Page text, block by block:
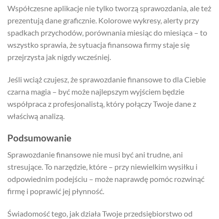
Współczesne aplikacje nie tylko tworzą sprawozdania, ale też
prezentują dane graficznie. Kolorowe wykresy, alerty przy
spadkach przychodów, porównania miesiąc do miesiąca – to
wszystko sprawia, że sytuacja finansowa firmy staje się
przejrzysta jak nigdy wcześniej.
Jeśli wciąż czujesz, że sprawozdanie finansowe to dla Ciebie
czarna magia – być może najlepszym wyjściem będzie
współpraca z profesjonalistą, który połączy Twoje dane z
właściwą analizą.
Podsumowanie
Sprawozdanie finansowe nie musi być ani trudne, ani
stresujące. To narzędzie, które – przy niewielkim wysiłku i
odpowiednim podejściu – może naprawdę pomóc rozwinąć
firmę i poprawić jej płynność.
Świadomość tego, jak działa Twoje przedsiębiorstwo od